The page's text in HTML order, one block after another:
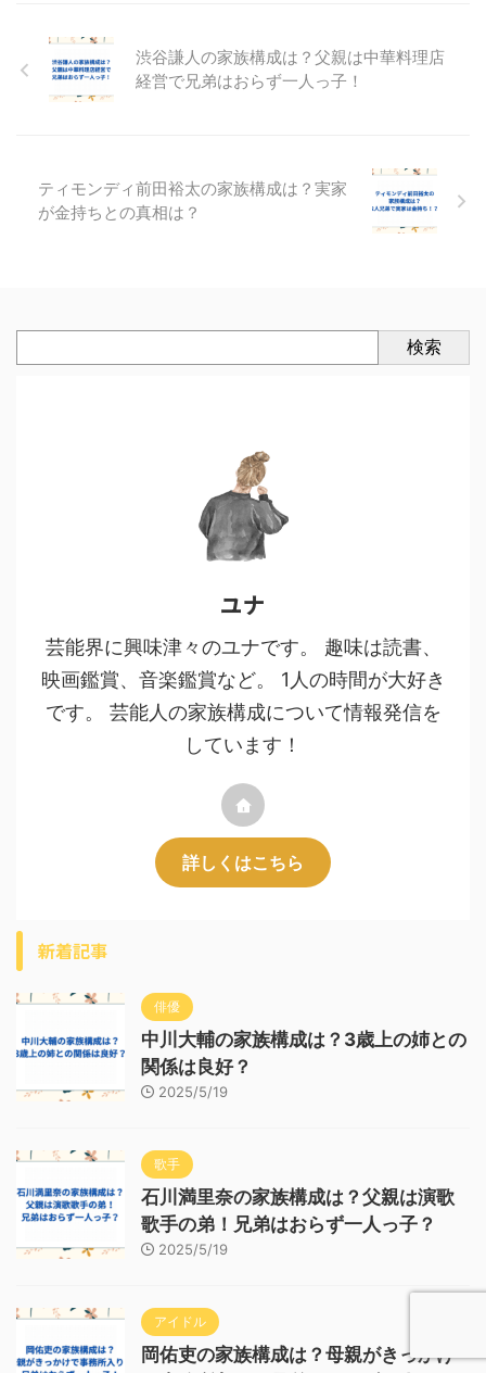
渋谷謙人の家族構成は？父親は中華料理店
経営で兄弟はおらず一人っ子！
ティモンディ前田裕太の家族構成は？実家
が金持ちとの真相は？
検索
ユナ
芸能界に興味津々のユナです。 趣味は読書、
映画鑑賞、音楽鑑賞など。 1人の時間が大好き
です。 芸能人の家族構成について情報発信を
しています！
詳しくはこちら
新着記事
俳優
中川大輔の家族構成は？3歳上の姉との
関係は良好？
2025/5/19
歌手
石川満里奈の家族構成は？父親は演歌
歌手の弟！兄弟はおらず一人っ子？
2025/5/19
アイドル
岡佑吏の家族構成は？母親がきっかけ